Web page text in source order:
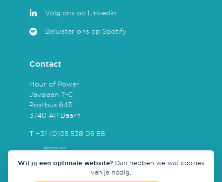
Volg ons op Linkedin
Beluister ons op Spotify
Contact
Hour of Power
Javalaan 7-C
Postbus 643
3740 AP Baarn
T +31 (0)35 538 05 88
Wil jij een optimale website? Dan hebben we wat cookies
van je nodig.